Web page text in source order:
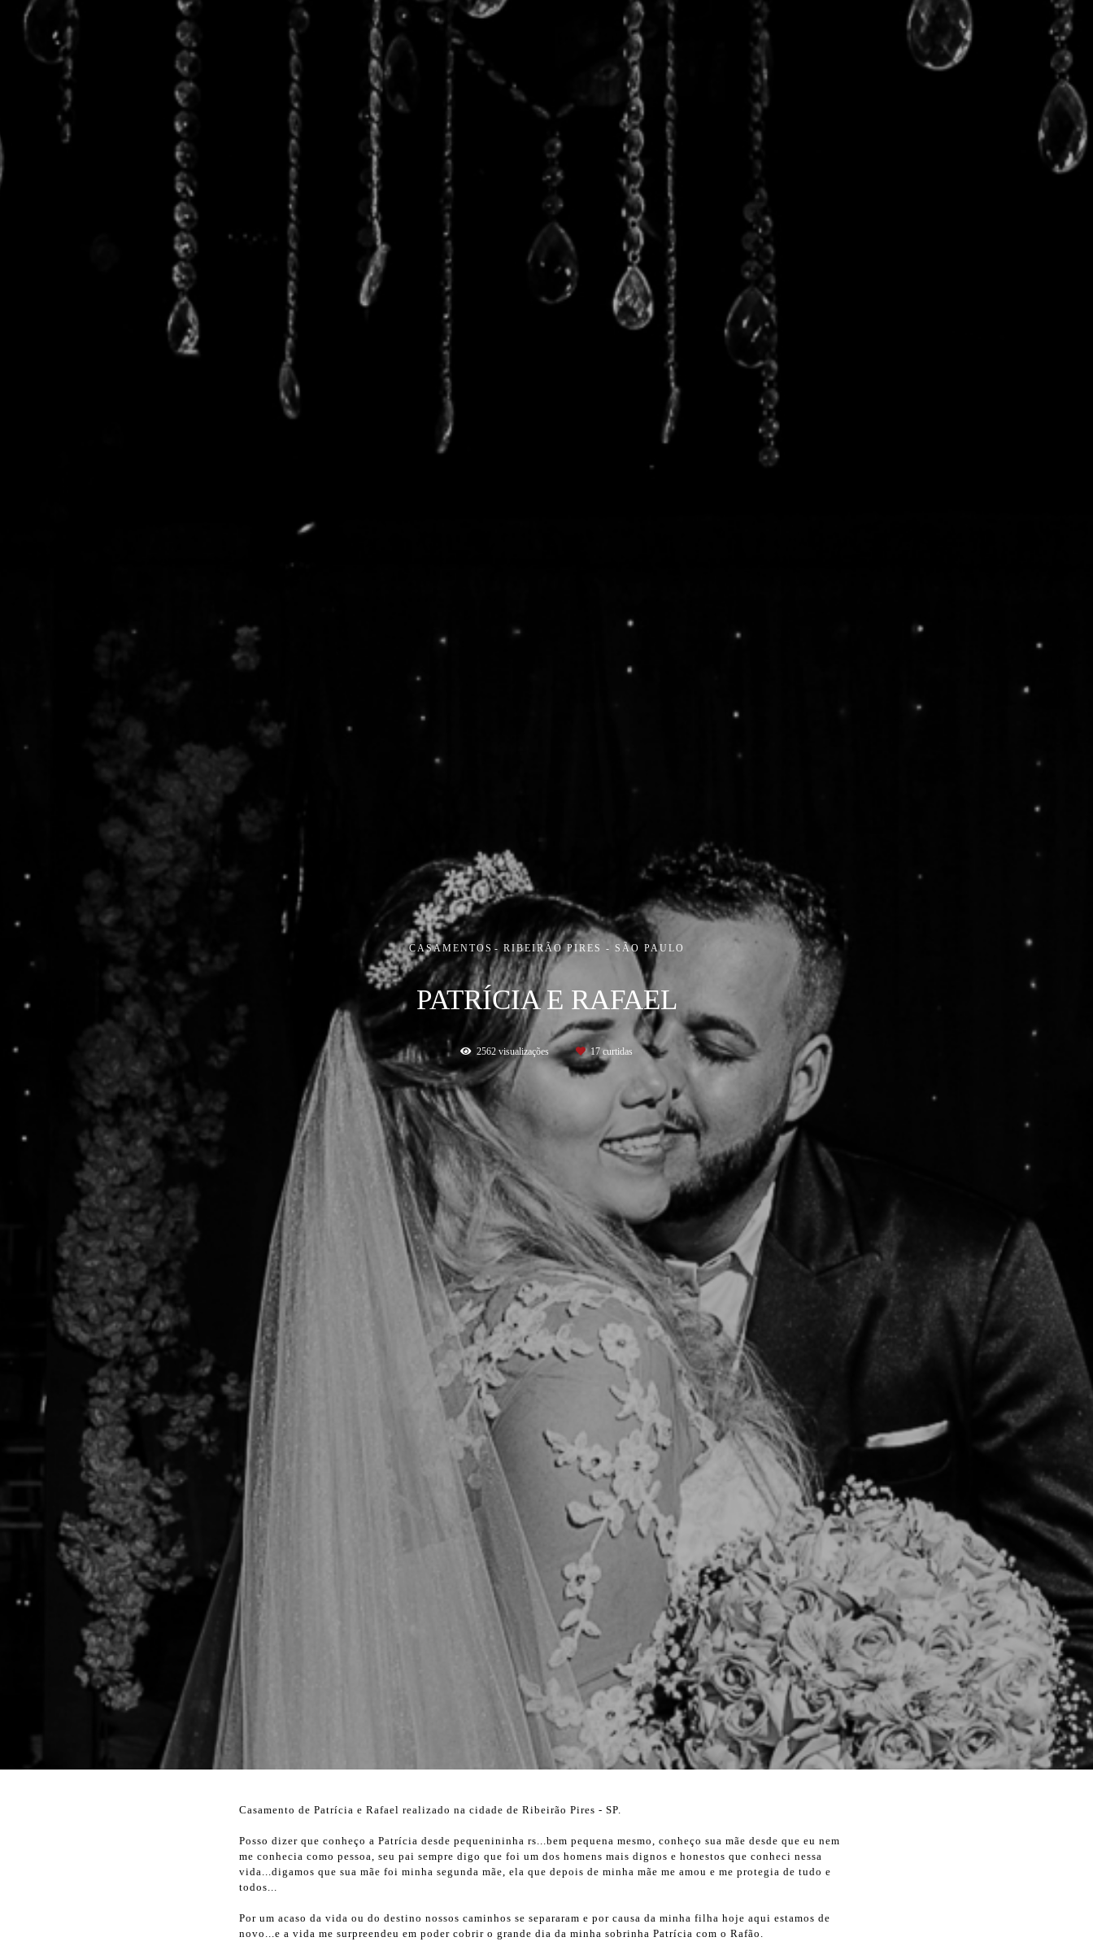
CASAMENTOS RIBEIRÃO PIRES - SÃO PAULO
PATRÍCIA E RAFAEL
2562 visualizações 17curtidas
Casamento de Patrícia e Rafael realizado na cidade de Ribeirão Pires - SP.
Posso dizer que conheço a Patrícia desde pequenininha rs...bem pequena mesmo, conheço sua mãe desde que eu nem
me conhecia como pessoa, seu pai sempre digo que foi um dos homens mais dignos e honestos que conheci nessa
vida...digamos que sua mãe foi minha segunda mãe, ela que depois de minha mãe me amou e me protegia de tudo e
todos...
Por um acaso da vida ou do destino nossos caminhos se separaram e por causa da minha filha hoje aqui estamos de
novo...e a vida me surpreendeu em poder cobrir o grande dia da minha sobrinha Patrícia com o Rafão.